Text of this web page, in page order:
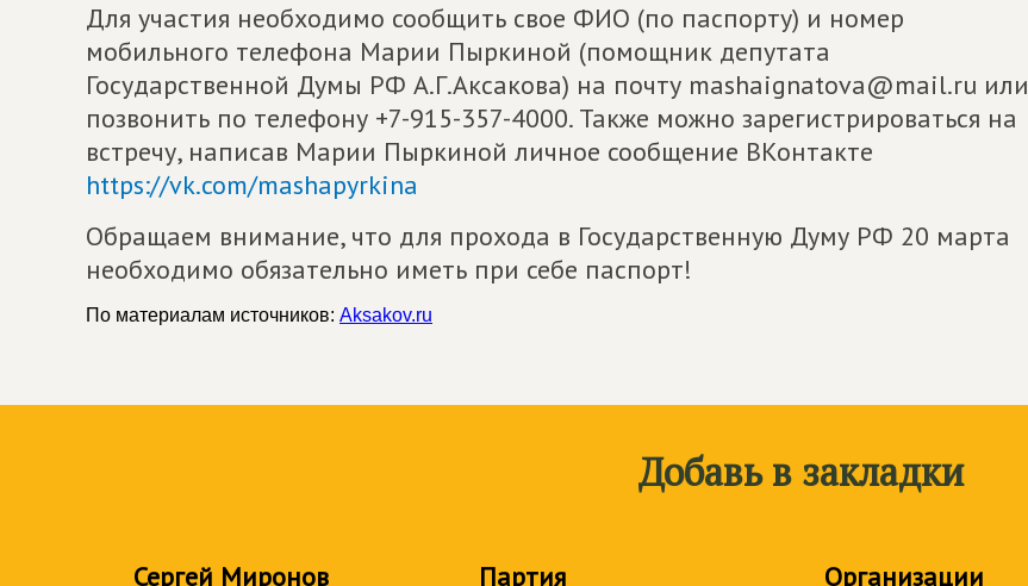
Для участия необходимо сообщить свое ФИО (по паспорту) и номер
мобильного телефона Марии Пыркиной (помощник депутата
Государственной Думы РФ А.Г.Аксакова) на почту mashaignatova@mail.ru или
позвонить по телефону +7-915-357-4000. Также можно зарегистрироваться на
встречу, написав Марии Пыркиной личное сообщение ВКонтакте
https://vk.com/mashapyrkina
Обращаем внимание, что для прохода в Государственную Думу РФ 20 марта
необходимо обязательно иметь при себе паспорт!
По материалам источников: Aksakov.ru
Добавь в закладки
Сергей Миронов Партия Организации